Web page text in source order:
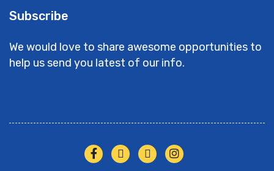
Subscribe
We would love to share awesome opportunities to
help us send you latest of our info.